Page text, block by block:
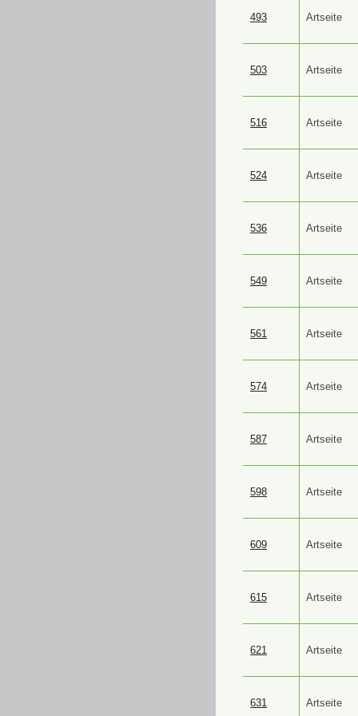
493 Artseite
503 Artseite
516 Artseite
524 Artseite
536 Artseite
549 Artseite
561 Artseite
574 Artseite
587 Artseite
598 Artseite
609 Artseite
615 Artseite
621 Artseite
631 Artseite